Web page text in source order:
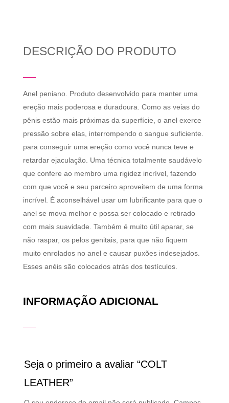
DESCRIÇÃO DO PRODUTO
Anel peniano. Produto desenvolvido para manter uma
ereção mais poderosa e duradoura. Como as veias do
pênis estão mais próximas da superfície, o anel exerce
pressão sobre elas, interrompendo o sangue suficiente.
para conseguir uma ereção como você nunca teve e
retardar ejaculação. Uma técnica totalmente saudávelo
que confere ao membro uma rigidez incrível, fazendo
com que você e seu parceiro aproveitem de uma forma
incrível. É aconselhável usar um lubrificante para que o
anel se mova melhor e possa ser colocado e retirado
com mais suavidade. Também é muito útil aparar, se
não raspar, os pelos genitais, para que não fiquem
muito enrolados no anel e causar puxões indesejados.
Esses anéis são colocados atrás dos testículos.
INFORMAÇÃO ADICIONAL
Seja o primeiro a avaliar “COLT
LEATHER”